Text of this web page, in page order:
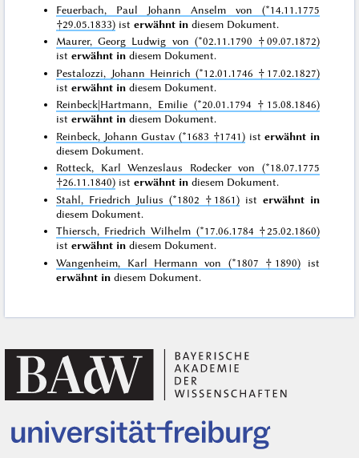
Feuerbach, Paul Johann Anselm von (*14.11.1775
†29.05.1833) isterwähnt in diesem Dokument.
Maurer, Georg Ludwig von (*02.11.1790 †09.07.1872)
isterwähnt in diesem Dokument.
Pestalozzi, Johann Heinrich (*12.01.1746 †17.02.1827)
isterwähnt in diesem Dokument.
Reinbeck|Hartmann, Emilie (*20.01.1794 †15.08.1846)
isterwähnt in diesem Dokument.
Reinbeck, Johann Gustav (*1683 †1741) isterwähnt in
diesem Dokument.
Rotteck, Karl Wenzeslaus Rodecker von (*18.07.1775
†26.11.1840) isterwähnt in diesem Dokument.
Stahl, Friedrich Julius (*1802 †1861)ist erwähnt in
diesem Dokument.
Thiersch, Friedrich Wilhelm (*17.06.1784 †25.02.1860)
isterwähnt in diesem Dokument.
Wangenheim, Karl Hermann von (*1807 †1890) ist
erwähnt in diesem Dokument.